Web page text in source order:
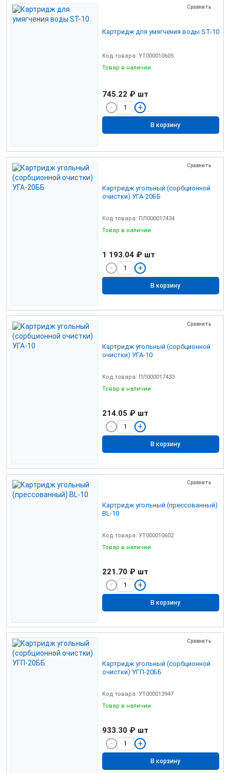
Сравнить
Картридж для умягчения воды ST-10
Код товара: УТ000010605
Товар в наличии
745.22 ₽ шт
В корзину
Сравнить
Картридж угольный (сорбционной
очистки) УГА-20ББ
Код товара: ПЛ000017434
Товар в наличии
1 193.04 ₽ шт
В корзину
Сравнить
Картридж угольный (сорбционной
очистки) УГА-10
Код товара: ПЛ000017433
Товар в наличии
214.05 ₽ шт
В корзину
Сравнить
Картридж угольный (прессованный)
BL-10
Код товара: УТ000010602
Товар в наличии
221.70 ₽ шт
В корзину
Сравнить
Картридж угольный (сорбционной
очистки) УГП-20ББ
Код товара: УТ000013947
Товар в наличии
933.30 ₽ шт
В корзину